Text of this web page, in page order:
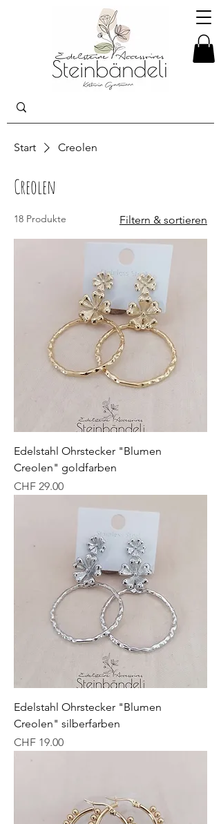
Start Creolen
Creolen
18 Produkte Filtern & sortieren
Edelstahl Ohrstecker "Blumen
Creolen" goldfarben
Preis
CHF 29.00
Edelstahl Ohrstecker "Blumen
Creolen" silberfarben
Preis
CHF 19.00